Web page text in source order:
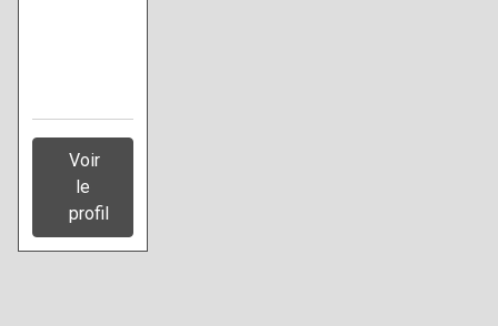
Voir
le
profil